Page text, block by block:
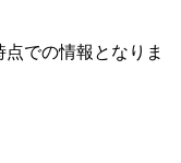
での情報となりま